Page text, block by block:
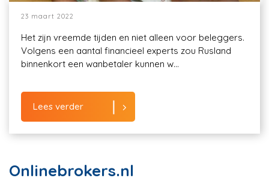
23 maart 2022
Het zijn vreemde tijden en niet alleen voor beleggers.
Volgens een aantal financieel experts zou Rusland
binnenkort een wanbetaler kunnen w...
Lees verder
Onlinebrokers.nl